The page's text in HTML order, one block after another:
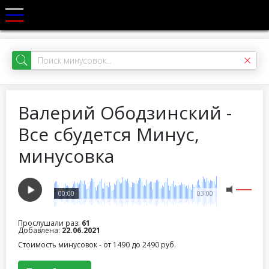
Валерий Ободзинский -
Все сбудется Минус,
минусовка
03:00
00:00
Прослушали раз: 61
Добавлена: 22.06.2021
Стоимость минусовок - от 1490 до 2490 руб.